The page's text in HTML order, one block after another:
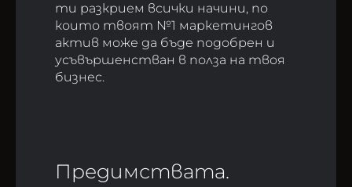
ти разкрием всички начини, по
които твоят №1 маркетингов
актив може да бъде подобрен и
усъвършенстван в полза на твоя
бизнес.
Предимствата.